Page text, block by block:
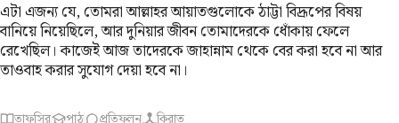
এটা এজন্য যে, তোমরা আল্লাহর আয়াতগুলোকে ঠাট্টা বিদ্রূপের বিষয়
বানিয়ে নিয়েছিলে, আর দুনিয়ার জীবন তোমাদেরকে ধোঁকায় ফেলে
রেখেছিল। কাজেই আজ তাদেরকে জাহান্নাম থেকে বের করা হবে না আর
তাওবাহ করার সুযোগ দেয়া হবে না।